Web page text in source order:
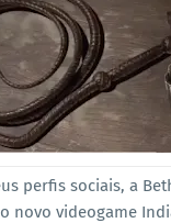
perfis sociais, a
novo videogame